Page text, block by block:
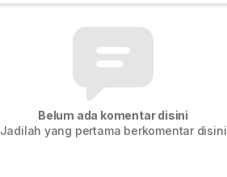
Belum ada komentar disini
Jadilah yang pertama berkomentar disini